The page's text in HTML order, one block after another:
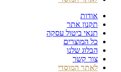
אודות
תקנון אתר
תנאי ביטול עסקה
כל המוצרים
הבלוג שלנו
צור קשר
לאתר המוסדי